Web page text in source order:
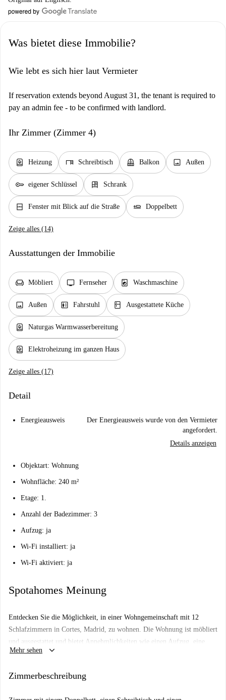
Was bietet diese Immobilie?
Wie lebt es sich hier laut Vermieter
If reservation extends beyond August 31, the tenant is required to
pay an admin fee - to be confirmed with landlord.
Ihr Zimmer (Zimmer 4)
water_heater Heizung desk Schreibtisch balcony Balkon image Außen
key eigener Schlüssel dresser Schrank
window_closed Fenster mit Blick auf die Straße airline_seat_flat Doppelbett
Zeige alles (14)
Ausstattungen der Immobilie
chair Möbliert tv Fernseher local_laundry_service Waschmaschine
image Außen elevator Fahrstuhl kitchen Ausgestattete Küche
water_heater Naturgas Warmwasserbereitung
water_heater Elektroheizung im ganzen Haus
Zeige alles (17)
Detail
Energieausweis
Der Energieausweis wurde von den Vermieter
angefordert.
Details anzeigen
Objektart: Wohnung
Wohnfläche: 240 m²
Etage: 1.
Anzahl der Badezimmer: 3
Aufzug: ja
Wi-Fi installiert: ja
Wi-Fi aktiviert: ja
Spotahomes Meinung
Entdecken Sie die Möglichkeit, in einer Wohngemeinschaft mit 12
Schlafzimmern in Cortes, Madrid, zu wohnen. Die Wohnung ist möbliert
und ausgestattet und bietet Annehmlichkeiten wie einen Aufzug, eine
voll ausgestattete Küche, eine elektrische Heizung, eine eigene
Studenten und wurde von Spotahome geprüft und verifiziert.
Mehr sehen keyboard_arrow_down
Zimmerbeschreibung